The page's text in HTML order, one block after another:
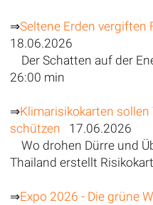
⇒Seltene Erden vergiften
18.06.2026
Der Schatten auf der
26:00 min
⇒Klimarisikokarten sollen
schützen 17.06.2026
Wo drohen Dürre und
Thailand erstellt
⇒Expo 2026 - Die grüne